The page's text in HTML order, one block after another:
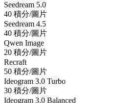
Seedream 5.0
40 積分/圖片
Seedream 4.5
40 積分/圖片
Qwen Image
20 積分/圖片
Recraft
50 積分/圖片
Ideogram 3.0 Turbo
30 積分/圖片
Ideogram 3.0 Balanced